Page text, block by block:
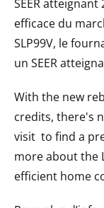
SEER atteignant
efficace du
SLP99V, le
un SEER
With the new
credits, there's
visit to find a
more about the
efficient home